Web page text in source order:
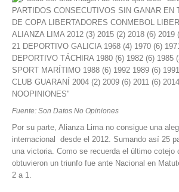
Fuente: Son Datos No Opiniones
Por su parte, Alianza Lima no consigue una
internacional desde el 2012. Sumando así 25
una victoria. Como se recuerda el último cotejo
obtuvieron un triunfo fue ante Nacional en
2 a 1.